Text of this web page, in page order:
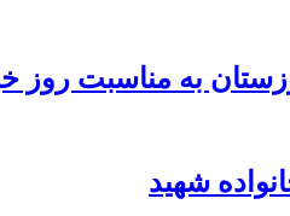
به مناسبت روز
شهید